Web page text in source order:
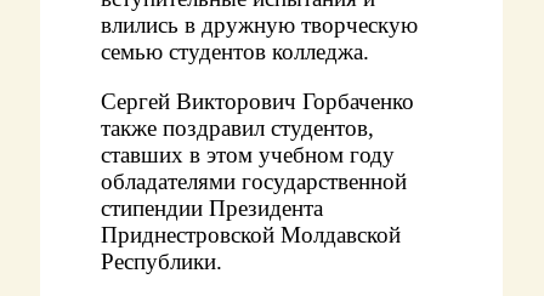
влились в дружную творческую
семью студентов колледжа.
Сергей Викторович Горбаченко
также поздравил студентов,
ставших в этом учебном году
обладателями государственной
стипендии Президента
Приднестровской Молдавской
Республики.